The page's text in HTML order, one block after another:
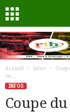
Accueil Infos
en...
INFOS
Coupe du